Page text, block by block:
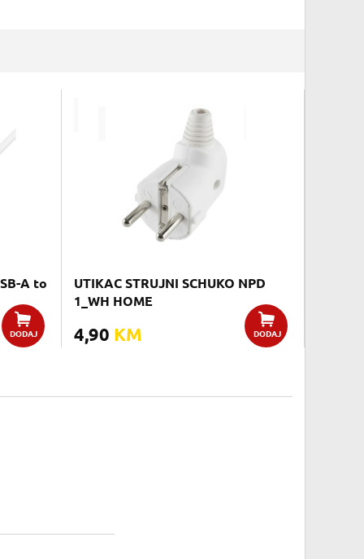
A to
DODAJ
UTIKAC STRUJNI SCHUKO NPD
1_WH HOME
4,90 KM DODAJ